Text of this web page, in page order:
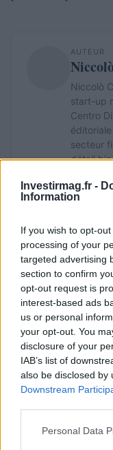
Investirmag.fr -
Information
If you wish to opt-
processing of your
targeted advertising
section to confirm
opt-out request is
interest-based ads
us or personal
your opt-out. You
disclosure of your
IAB’s list of
also be disclosed by
Downstream
Please note that
Personal Data
AUTEUR
Niccolò
start-up
Centro
secteur
détail